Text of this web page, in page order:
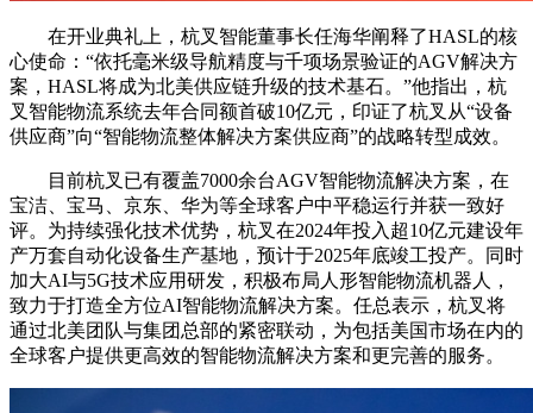
在开业典礼上，杭叉智能董事长任海华阐释了HASL的核
心使命：“依托毫米级导航精度与千项场景验证的AGV解决方
案，HASL将成为北美供应链升级的技术基石。”他指出，杭
叉智能物流系统去年合同额首破10亿元，印证了杭叉从“设备
供应商”向“智能物流整体解决方案供应商”的战略转型成效。
目前杭叉已有覆盖7000余台AGV智能物流解决方案，在
宝洁、宝马、京东、华为等全球客户中平稳运行并获一致好
评。为持续强化技术优势，杭叉在2024年投入超10亿元建设年
产万套自动化设备生产基地，预计于2025年底竣工投产。同时
加大AI与5G技术应用研发，积极布局人形智能物流机器人，
致力于打造全方位AI智能物流解决方案。任总表示，杭叉将
通过北美团队与集团总部的紧密联动，为包括美国市场在内的
全球客户提供更高效的智能物流解决方案和更完善的服务。